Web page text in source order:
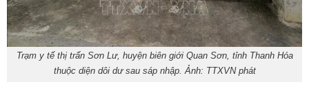
Trạm y tế thị trấn Sơn Lư, huyện biên giới Quan Sơn, tỉnh Thanh Hóa
thuộc diện dôi dư sau sáp nhập. Ảnh: TTXVN phát